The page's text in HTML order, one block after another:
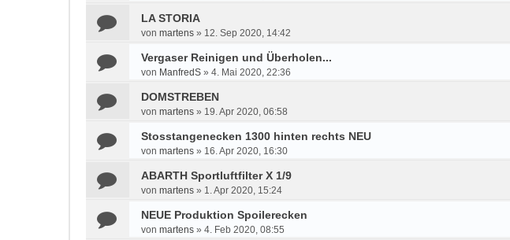
LA STORIA
von martens » 12. Sep 2020, 14:42
Vergaser Reinigen und Überholen...
von ManfredS » 4. Mai 2020, 22:36
DOMSTREBEN
von martens » 19. Apr 2020, 06:58
Stosstangenecken 1300 hinten rechts NEU
von martens » 16. Apr 2020, 16:30
ABARTH Sportluftfilter X 1/9
von martens » 1. Apr 2020, 15:24
NEUE Produktion Spoilerecken
von martens » 4. Feb 2020, 08:55